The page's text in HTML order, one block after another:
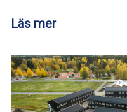
Läs mer